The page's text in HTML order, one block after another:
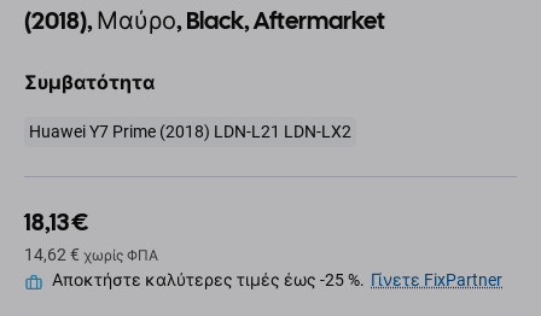
(2018), Μαύρο, Black, Aftermarket
Συμβατότητα
Huawei Y7 Prime (2018) LDN-L21 LDN-LX2
18,13 €
14,62 € χωρίς ΦΠΑ
Αποκτήστε καλύτερες τιμές έως -25 %. Γίνετε FixPartner